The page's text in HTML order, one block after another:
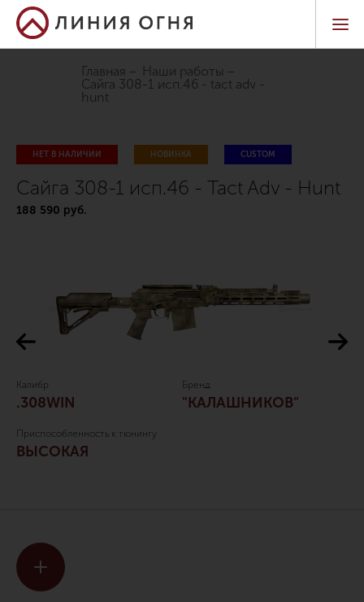
Главная
Наши работы
сайга 308-1 исп.46 - tact adv -
hunt
НЕТ В НАЛИЧИИ НОВИНКА CUSTOM
Сайга 308-1 исп.46 - Tact Adv - Hunt
188 590 руб.
Калибр
.308WIN
Бренд
"КАЛАШНИКОВ"
Приспособленность к тюнингу
ВЫСОКАЯ